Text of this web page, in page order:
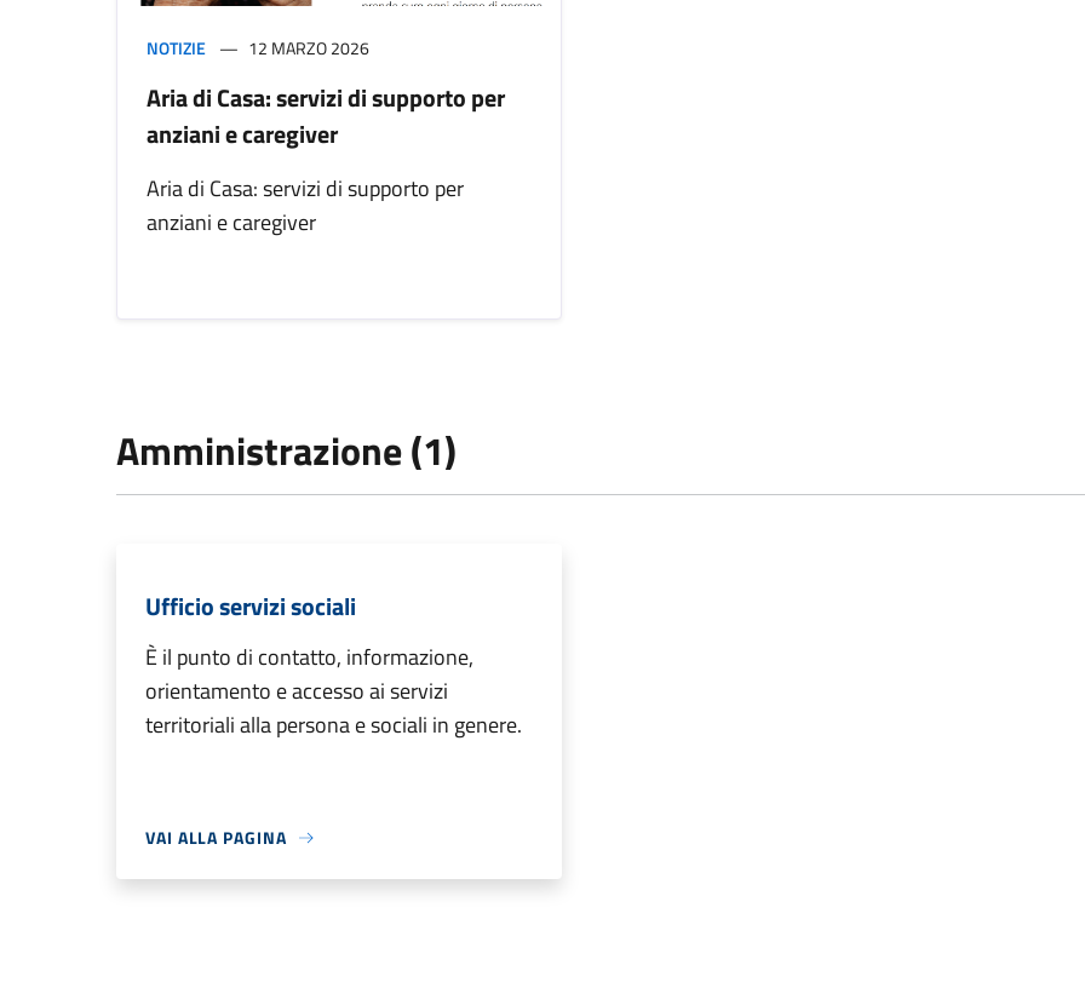
NOTIZIE 12 MARZO 2026
Aria di Casa: servizi di supporto per
anziani e caregiver
Aria di Casa: servizi di supporto per
anziani e caregiver
Amministrazione (1)
Ufficio servizi sociali
È il punto di contatto, informazione,
orientamento e accesso ai servizi
territoriali alla persona e sociali in genere.
VAI ALLA PAGINA